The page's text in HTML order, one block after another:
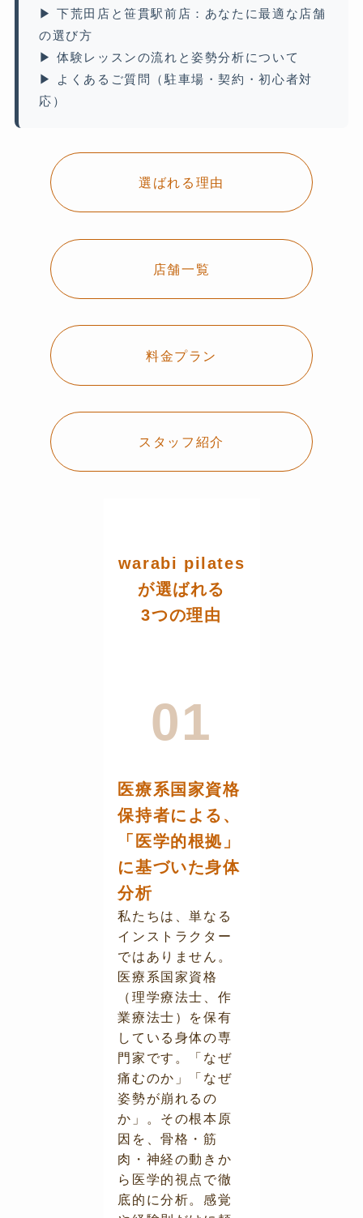
▶ 下荒田店と笹貫駅前店：あなたに最適な店舗
の選び方
▶ 体験レッスンの流れと姿勢分析について
▶ よくあるご質問（駐車場・契約・初心者対
応）
選ばれる理由
店舗一覧
料金プラン
スタッフ紹介
warabi pilates
が選ばれる
3つの理由
01
医療系国家資格
保持者による、
「医学的根拠」
に基づいた身体
分析
私たちは、単なる
インストラクター
ではありません。
医療系国家資格
（理学療法士、作
業療法士）を保有
している身体の専
門家です。「なぜ
痛むのか」「なぜ
姿勢が崩れるの
か」。その根本原
因を、骨格・筋
肉・神経の動きか
ら医学的視点で徹
底的に分析。感覚